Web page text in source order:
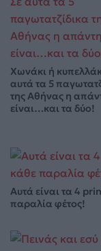
Χωνάκι ή
αυτά τα 5
της Αθήνας η
είναι…και τα δύο!
Αυτά είναι τα 4
παραλία φέτος!